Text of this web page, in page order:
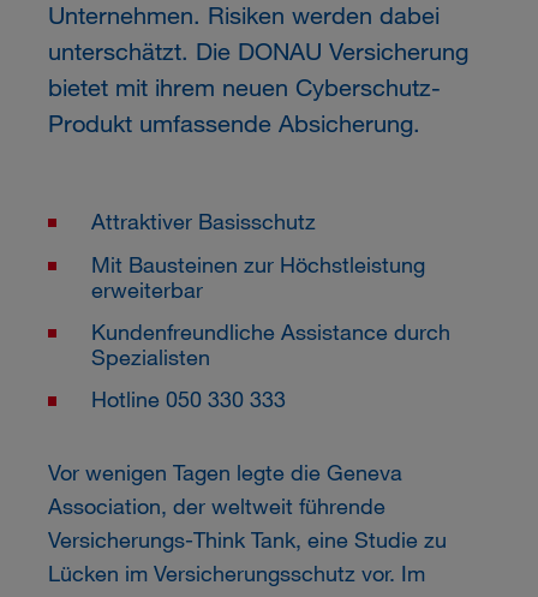
Unternehmen. Risiken werden dabei
unterschätzt. Die DONAU Versicherung
bietet mit ihrem neuen Cyberschutz-
Produkt umfassende Absicherung.
Attraktiver Basisschutz
Mit Bausteinen zur Höchstleistung
erweiterbar
Kundenfreundliche Assistance durch
Spezialisten
Hotline 050 330 333
Vor wenigen Tagen legte die Geneva
Association, der weltweit führende
Versicherungs-Think Tank, eine Studie zu
Lücken im Versicherungsschutz vor. Im